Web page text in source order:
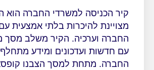
קיר הכניסה למשרדי החברה הוא
מצויינת להיכרות בלתי אמצעית
החברה וערכיה. הקיר משלב מסך
עם חדשות ועדכונים ומידע
החברה. מתחת למסך הצבנו